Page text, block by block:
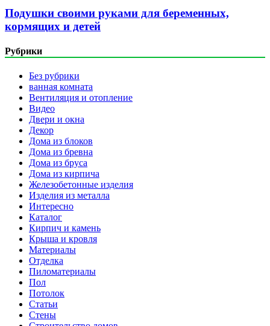
Подушки своими руками для беременных,
кормящих и детей
Рубрики
Без рубрики
ванная комната
Вентиляция и отопление
Видео
Двери и окна
Декор
Дома из блоков
Дома из бревна
Дома из бруса
Дома из кирпича
Железобетонные изделия
Изделия из металла
Интересно
Каталог
Кирпич и камень
Крыша и кровля
Материалы
Отделка
Пиломатериалы
Пол
Потолок
Статьи
Стены